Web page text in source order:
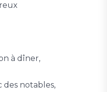
à dîner,
des notables,